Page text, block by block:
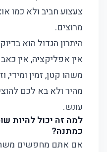
צעצוע חביב ולא כמו
מרוצים.
היתרון הגדול הוא
אין אפליקציה, אין
משהו קטן, זמין
מהיר ולא בא לכם
עונש.
למה זה יכול להיות
כמתנה?
אם אתם מחפשים